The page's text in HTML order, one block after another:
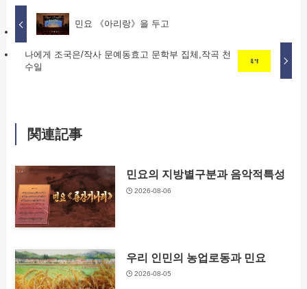
민요 《아리랑》을 두고
나에게 조국은/작사 문예동효고 문학부 집체,작곡 천
수일
関連記事
민요의 지방별구분과 음악적특성
2026-08-06
우리 인민의 농업로동과 민요
2026-08-05